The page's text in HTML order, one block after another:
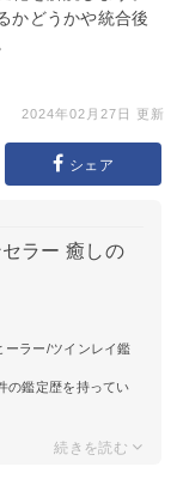
かどうかや統合後
2024年02月27日 更新
シェア
ラー 癒しの
ーラー/ツインレイ鑑
の鑑定歴を持ってい